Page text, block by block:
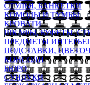
СТУЛЬЯ, БАНКЕТКИ
КОМОДЫ И ТУМБЫ
КРОВАТИ
ШКАФЫ, БУФЕТЫ,
ПРЕДМЕТЫ
ПОДСТАВКИ,
КОНСОЛИ
БЮРО
СУНДУКИ